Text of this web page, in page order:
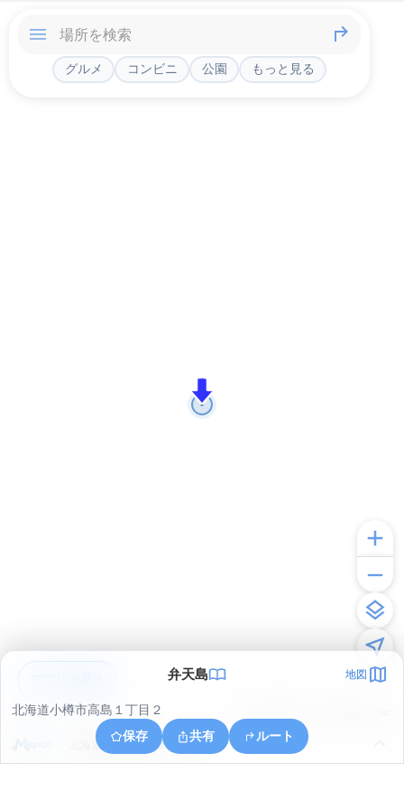
グルメ コンビニ 公園 もっと見る
弁天島 地図
北海道小樽市高島１丁目２
保存
共有 ルート
北海道小樽市手宮１丁目１